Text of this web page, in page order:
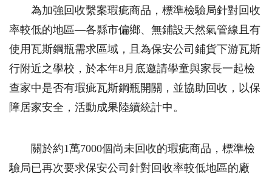
為加強回收繫案瑕疵商品，標準檢驗局針對回收
率較低的地區—各縣市偏鄉、無鋪設天然氣管線且有
使用瓦斯鋼瓶需求區域，且為保安公司鋪貨下游瓦斯
行附近之學校，於本年8月底邀請學童與家長一起檢
查家中是否有瑕疵瓦斯鋼瓶開關，並協助回收，以保
障居家安全，活動成果陸續統計中。
關於約1萬7000個尚未回收的瑕疵商品，標準檢
驗局已再次要求保安公司針對回收率較低地區的廠